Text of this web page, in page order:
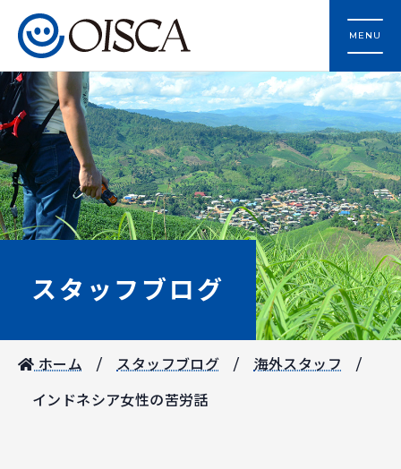
MENU
スタッフブログ
ホーム スタッフブログ 海外スタッフ
インドネシア女性の苦労話